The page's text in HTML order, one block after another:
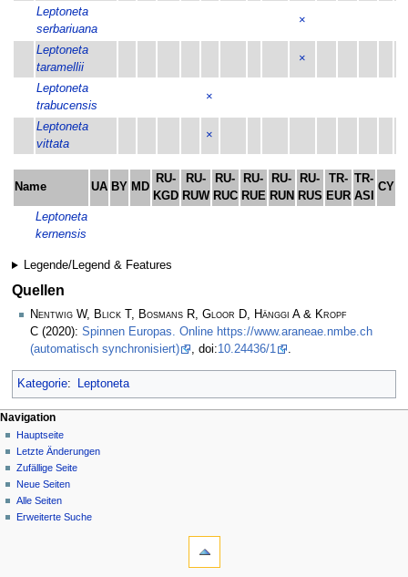
Leptoneta
serbariuana
×
Leptoneta
taramellii
×
Leptoneta
trabucensis
×
Leptoneta
vittata
×
Name UA BY MD
RU-
KGD
RU-
RUW
RU-
RUC
RU-
RUE
RU-
RUN
RU-
RUS
TR-
EUR
TR-
ASI
CY
Leptoneta
kernensis
Legende/Legend & Features
Quellen
Nentwig W, Blick T, Bosmans R, Gloor D, Hänggi A & Kropf
C (2020): Spinnen Europas. Online https://www.araneae.nmbe.ch
(automatisch synchronisiert)
, doi:10.24436/1 .
Kategorie: Leptoneta
Navigation
Hauptseite
Letzte Änderungen
Zufällige Seite
Neue Seiten
Alle Seiten
Erweiterte Suche